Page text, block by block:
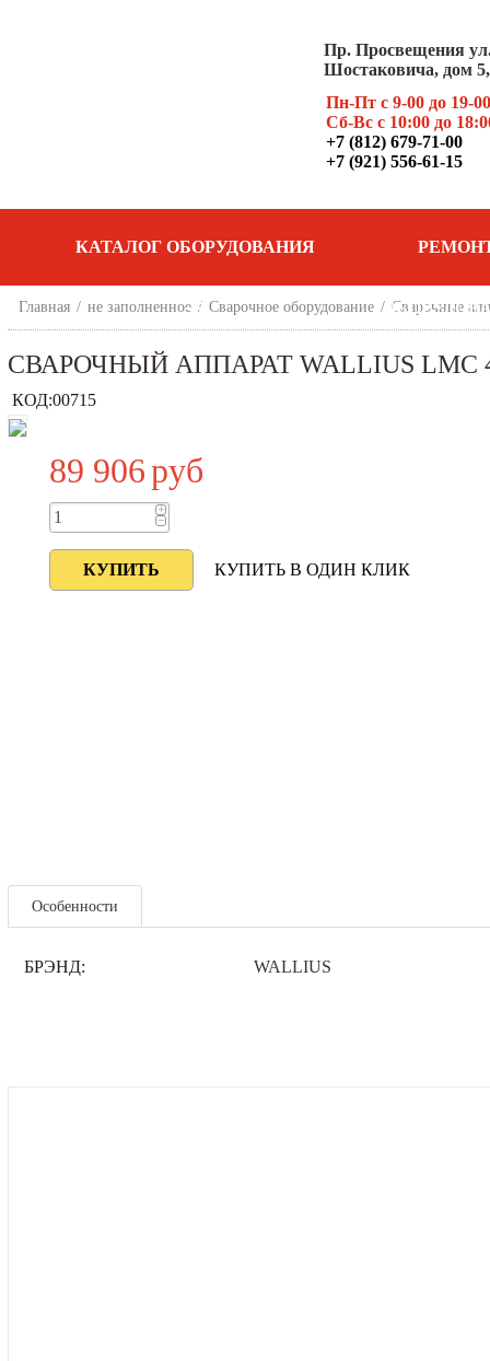
Пр. Просвещения
Шостаковича, дом 5,
Пн-Пт с 9-00 до 19-00
Сб-Вс с 10:00 до
+7 (812) 679-71-00
+7 (921) 556-61-15
КАТАЛОГ ОБОРУДОВАНИЯ
Главная / не заполненное / Сварочное оборудование / Сварочные
СВАРОЧНЫЙ АППАРАТ WALLIUS
КОД:00715
89 906руб
+
−
КУПИТЬ В ОДИН КЛИК
Особенности
БРЭНД: WALLIUS